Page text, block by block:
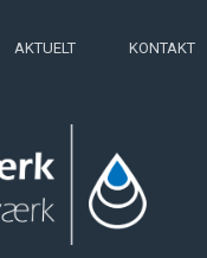
AKTUELT KONTAKT